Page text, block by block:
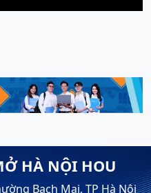
HÀ NỘI HOU
Bạch Mai, TP Hà Nội